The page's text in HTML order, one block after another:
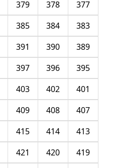
377
378
379
383
384
385
389
390
391
395
396
397
401
402
403
407
408
409
413
414
415
419
420
421